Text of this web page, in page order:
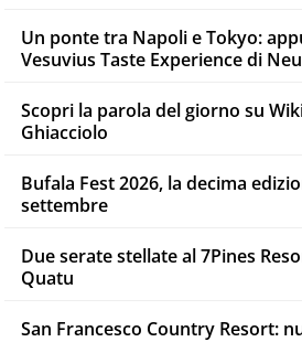
Un ponte tra Napoli e Tokyo:
Vesuvius Taste Experience di
Scopri la parola del giorno su
Ghiacciolo
Bufala Fest 2026, la decima
settembre
Due serate stellate al 7Pines
Quatu
San Francesco Country Resort: